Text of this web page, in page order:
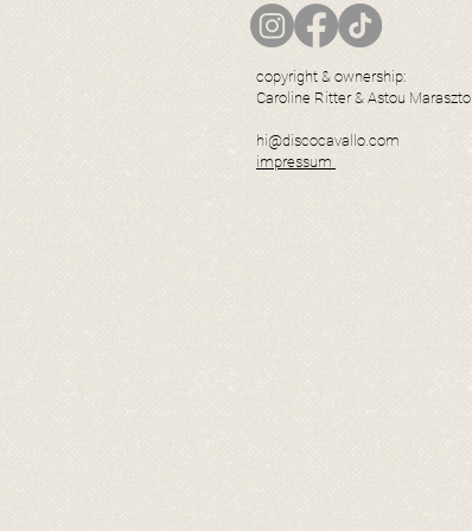
copyright & ownership:
Caroline Ritter & Astou Maraszto
hi@discocavallo.com
impressum